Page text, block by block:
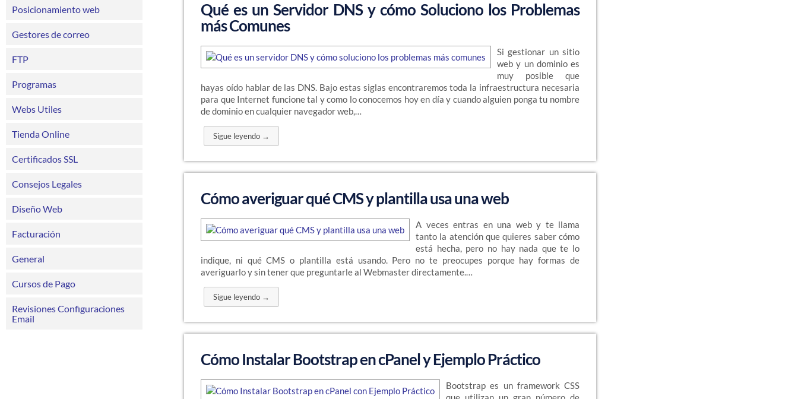
Posicionamiento web
Gestores de correo
FTP
Programas
Webs Utiles
Tienda Online
Certificados SSL
Consejos Legales
Diseño Web
Facturación
General
Cursos de Pago
Revisiones Configuraciones
Email
Qué es un Servidor DNS y cómo Soluciono los Problemas
más Comunes
Si gestionar un sitio
web y un dominio es
muy posible que
hayas oído hablar de las DNS. Bajo estas siglas encontraremos toda la infraestructura necesaria
para que Internet funcione tal y como lo conocemos hoy en día y cuando alguien ponga tu nombre
de dominio en cualquier navegador web,…
Sigue leyendo →
Cómo averiguar qué CMS y plantilla usa una web
A veces entras en una web y te llama
tanto la atención que quieres saber cómo
está hecha, pero no hay nada que te lo
indique, ni qué CMS o plantilla está usando. Pero no te preocupes porque hay formas de
averiguarlo y sin tener que preguntarle al Webmaster directamente.…
Sigue leyendo →
Cómo Instalar Bootstrap en cPanel y Ejemplo Práctico
Bootstrap es un framework CSS